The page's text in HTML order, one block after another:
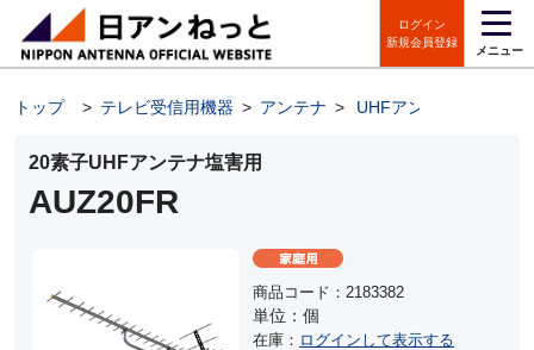
ログイン
新規会員登録
メニュー
トップ > テレビ受信用機器 > アンテナ > UHFアンテナ
20素子UHFアンテナ塩害用
AUZ20FR
商品コード：2183382
単位：個
在庫： ログインして表示する